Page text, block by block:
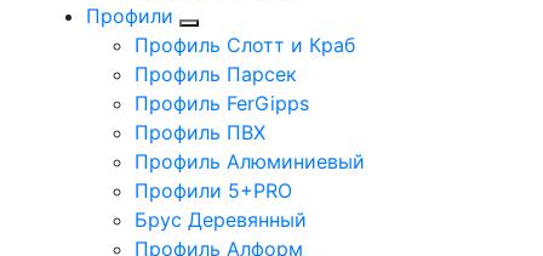
Профили
Профиль Слотт и Краб
Профиль Парсек
Профиль FerGipps
Профиль ПВХ
Профиль Алюминиевый
Профили 5+PRO
Брус Деревянный
Профиль Алформ